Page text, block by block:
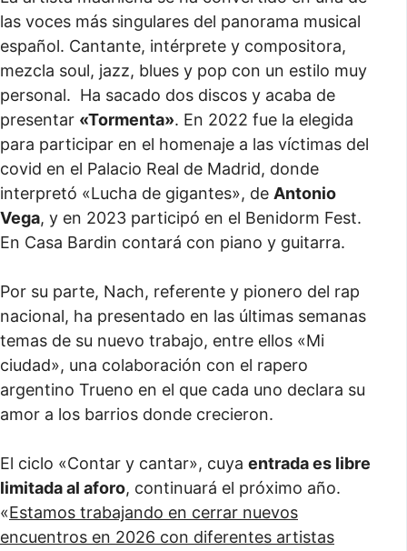
las voces más singulares del panorama musical
español. Cantante, intérprete y compositora,
mezcla soul, jazz, blues y pop con un estilo muy
personal. Ha sacado dos discos y acaba de
presentar «Tormenta». En 2022 fue la elegida
para participar en el homenaje a las víctimas del
covid en el Palacio Real de Madrid, donde
interpretó «Lucha de gigantes», de Antonio
Vega, y en 2023 participó en el Benidorm Fest.
En Casa Bardin contará con piano y guitarra.
Por su parte, Nach, referente y pionero del rap
nacional, ha presentado en las últimas semanas
temas de su nuevo trabajo, entre ellos «Mi
ciudad», una colaboración con el rapero
argentino Trueno en el que cada uno declara su
amor a los barrios donde crecieron.
El ciclo «Contar y cantar», cuya entrada es libre
limitada al aforo, continuará el próximo año.
«Estamos trabajando en cerrar nuevos
encuentros en 2026 con diferentes artistas